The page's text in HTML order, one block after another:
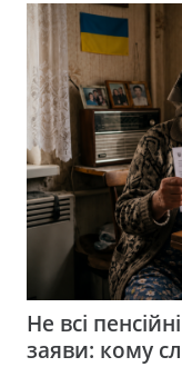
Не всі
заяви: кому